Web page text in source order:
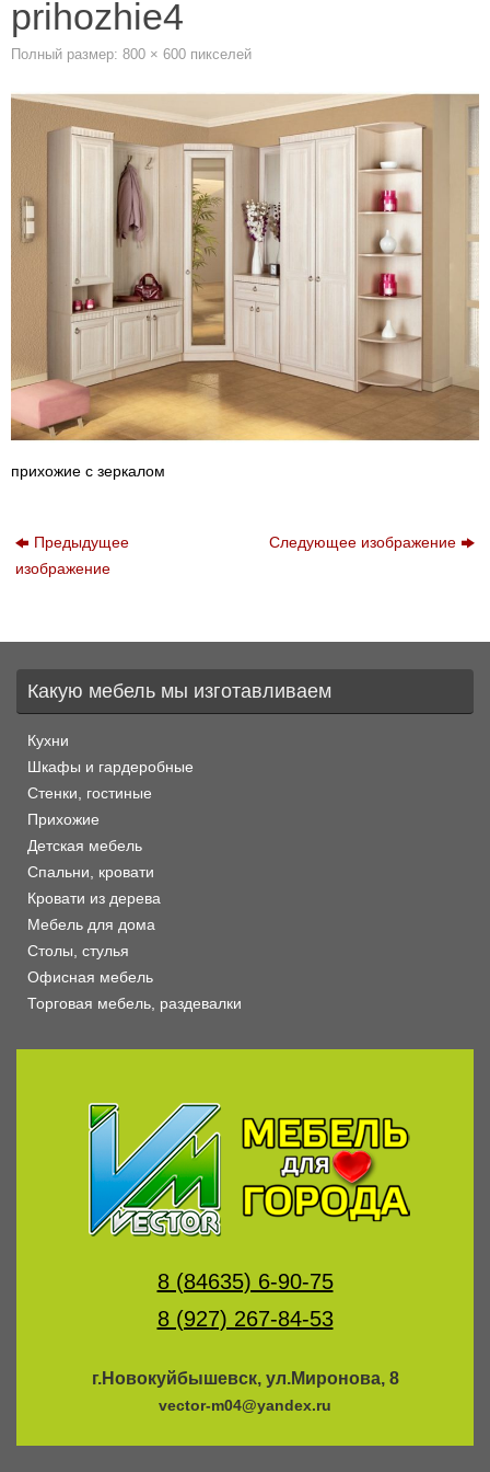
prihozhie4
Полный размер: 800 × 600 пикселей
прихожие с зеркалом
Предыдущее
изображение
Следующее изображение
Какую мебель мы изготавливаем
Кухни
Шкафы и гардеробные
Стенки, гостиные
Прихожие
Детская мебель
Спальни, кровати
Кровати из дерева
Мебель для дома
Столы, стулья
Офисная мебель
Торговая мебель, раздевалки
8 (84635) 6-90-75
8 (927) 267-84-53
г.Новокуйбышевск, ул.Миронова, 8
vector-m04@yandex.ru